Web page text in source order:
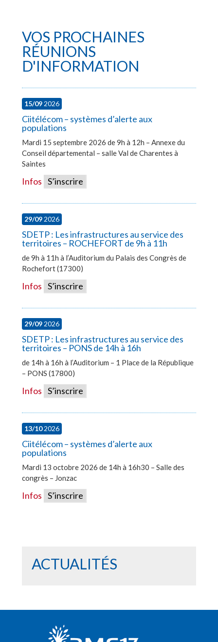
VOS PROCHAINES
RÉUNIONS
D'INFORMATION
15/092026
Ciitélécom – systèmes d’alerte aux
populations
Mardi 15 septembre 2026 de 9h à 12h – Annexe du
Conseil départemental – salle Val de Charentes à
Saintes
Infos S’inscrire
29/092026
SDETP : Les infrastructures au service des
territoires – ROCHEFORT de 9h à 11h
de 9h à 11h à l’Auditorium du Palais des Congrès de
Rochefort (17300)
Infos S’inscrire
29/092026
SDETP : Les infrastructures au service des
territoires – PONS de 14h à 16h
de 14h à 16h à l’Auditorium – 1 Place de la République
– PONS (17800)
Infos S’inscrire
13/102026
Ciitélécom – systèmes d’alerte aux
populations
Mardi 13 octobre 2026 de 14h à 16h30 – Salle des
congrès – Jonzac
Infos S’inscrire
ACTUALITÉS